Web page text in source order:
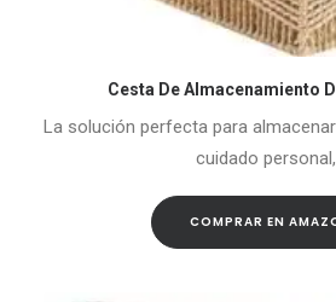
Cesta De Almacenamiento
La solución perfecta para
cuidado
COMPRAR EN